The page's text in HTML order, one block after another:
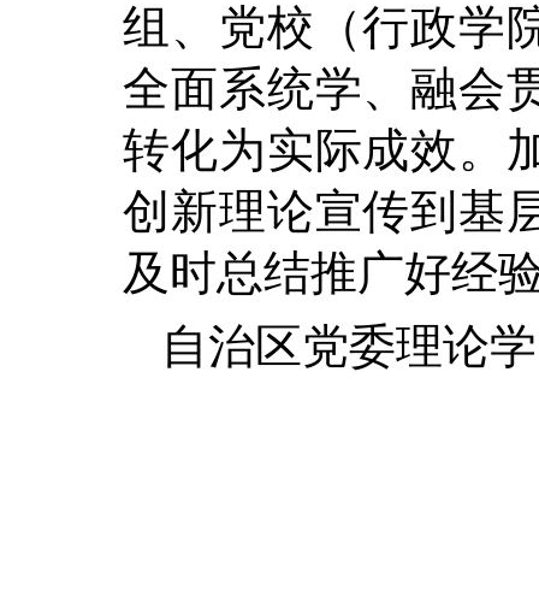
组、党校（行政学
全面系统学、融会
转化为实际成效。
创新理论宣传到基
及时总结推广好经
自治区党委理论